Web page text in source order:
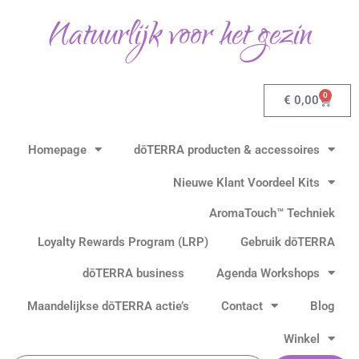
Natuurlijk voor het gezin
€ 0,00 0
Homepage dōTERRA producten & accessoires
Nieuwe Klant Voordeel Kits
AromaTouch™ Techniek
Loyalty Rewards Program (LRP)
Gebruik dōTERRA
dōTERRA business Agenda Workshops
Maandelijkse dōTERRA actie’s Contact Blog
Winkel